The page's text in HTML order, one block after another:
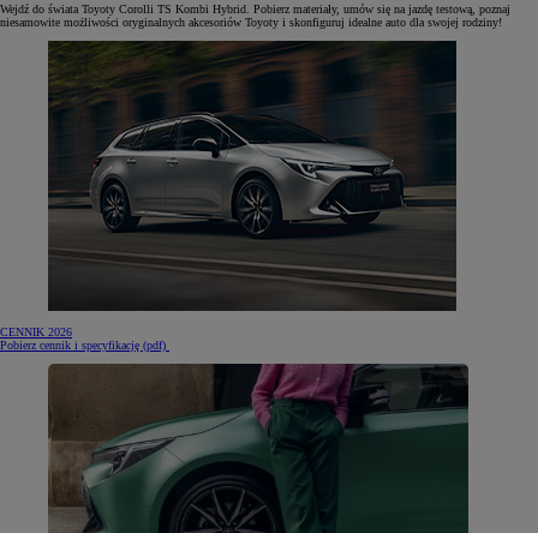
Wejdź do świata Toyoty Corolli TS Kombi Hybrid. Pobierz materiały, umów się na jazdę testową, poznaj
niesamowite możliwości oryginalnych akcesoriów Toyoty i skonfiguruj idealne auto dla swojej rodziny!
CENNIK 2026
Pobierz cennik i specyfikację (pdf)